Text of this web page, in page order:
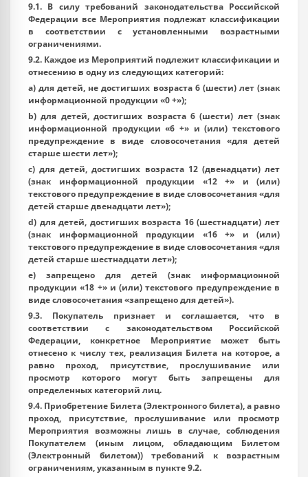
9.1. В силу требований законодательства Российской
Федерации все Мероприятия подлежат классификации
в соответствии с установленными возрастными
ограничениями.
9.2. Каждое из Мероприятий подлежит классификации и
отнесению в одну из следующих категорий:
a) для детей, не достигших возраста 6 (шести) лет (знак
информационной продукции «0 +»);
b) для детей, достигших возраста 6 (шести) лет (знак
информационной продукции «6 +» и (или) текстового
предупреждение в виде словосочетания «для детей
старше шести лет»);
c) для детей, достигших возраста 12 (двенадцати) лет
(знак информационной продукции «12 +» и (или)
текстового предупреждение в виде словосочетания «для
детей старше двенадцати лет»);
d) для детей, достигших возраста 16 (шестнадцати) лет
(знак информационной продукции «16 +» и (или)
текстового предупреждение в виде словосочетания «для
детей старше шестнадцати лет»);
e) запрещено для детей (знак информационной
продукции «18 +» и (или) текстового предупреждение в
виде словосочетания «запрещено для детей»).
9.3. Покупатель признает и соглашается, что в
соответствии с законодательством Российской
Федерации, конкретное Мероприятие может быть
отнесено к числу тех, реализация Билета на которое, а
равно проход, присутствие, прослушивание или
просмотр которого могут быть запрещены для
определенных категорий лиц.
9.4. Приобретение Билета (Электронного билета), а равно
проход, присутствие, прослушивание или просмотр
Мероприятия возможны лишь в случае, соблюдения
Покупателем (иным лицом, обладающим Билетом
(Электронный билетом)) требований к возрастным
ограничениям, указанным в пункте 9.2.